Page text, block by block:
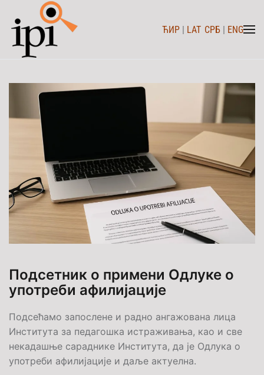
Skip to main content ЋИР | LAT СРБ | ENG
Подсетник о примени Oдлуке о
употреби афилијације
Подсећамо запослене и радно ангажована лица
Института за педагошка истраживања, као и све
некадашње сараднике Института, да је Одлука о
употреби афилијације и даље актуелна.